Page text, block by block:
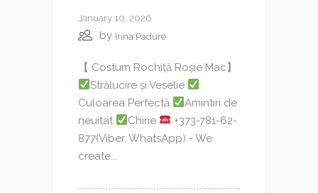
January 10, 2026
by Irina Padure
【 Costum Rochiță Roșie Mac】
Strălucire și Veselie
Culoarea Perfectă
Amintiri de
neuitat
Chirie
+373-781-62-
877(Viber, WhatsApp) - We
create...